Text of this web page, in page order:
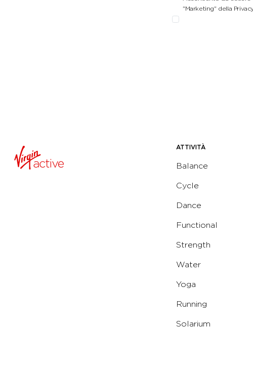
"Marketing" della
ATTIVITÀ
Balance
Cycle
Dance
Functional
Strength
Water
Yoga
Running
Solarium